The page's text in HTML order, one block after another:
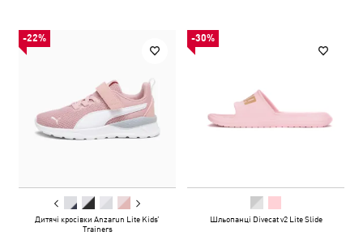
-22%
Дитячі кросівки Anzarun Lite Kids’
Trainers
-30%
Шльопанці Divecat v2 Lite Slide